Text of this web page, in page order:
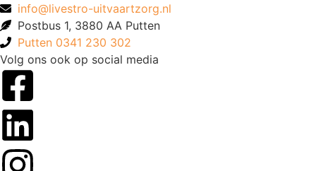
info@livestro-uitvaartzorg.nl
Postbus 1, 3880 AA Putten
Putten 0341 230 302
Volg ons ook op social media